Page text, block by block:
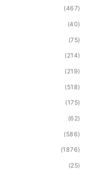
(467)
(40)
(75)
(214)
(219)
(518)
(175)
(62)
(586)
(1876)
(25)